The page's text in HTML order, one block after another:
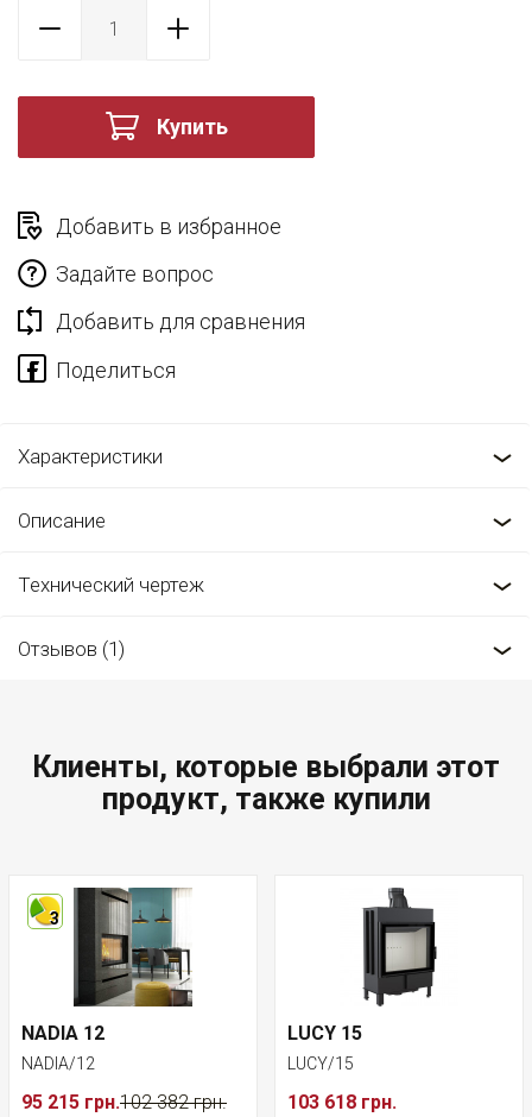
Купить
Добавить в избранное
Задайте вопрос
Добавить для сравнения
Характеристики
Описание
Технический чертеж
Отзывов (1)
Клиенты, которые выбрали этот
продукт, также купили
3
NADIA 12
NADIA/12
95 215 грн.102 382 грн.
LUCY 15
LUCY/15
103 618 грн.